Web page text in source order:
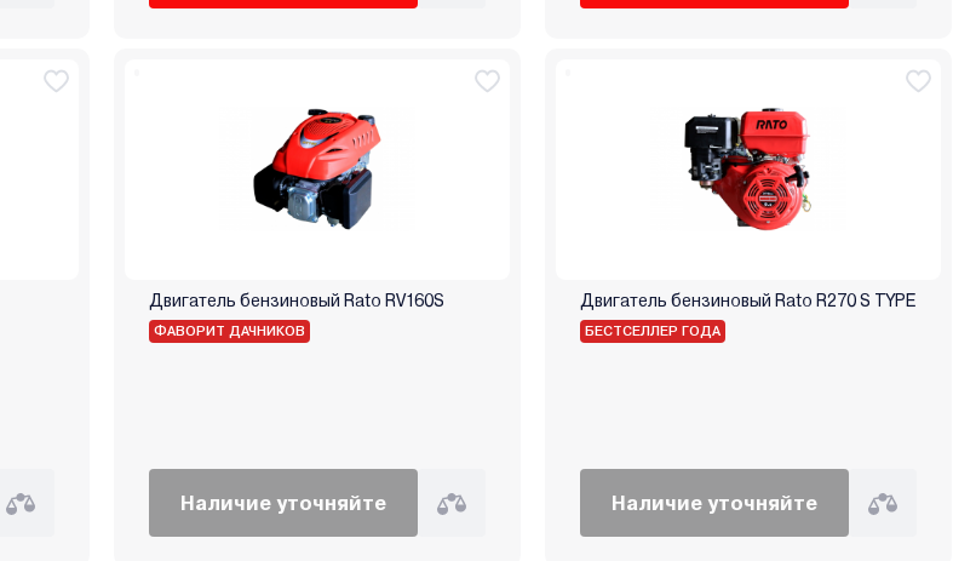
Двигатель бензиновый Rato RV160S
ФАВОРИТ ДАЧНИКОВ
Наличие уточняйте
Двигатель бензиновый Rato R270 S TYPE
БЕСТСЕЛЛЕР ГОДА
Наличие уточняйте